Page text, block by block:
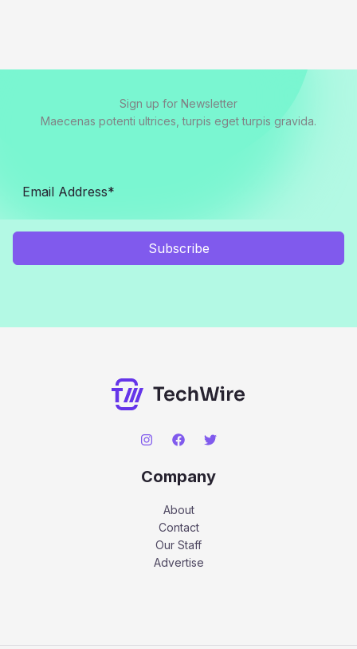
Sign up for Newsletter
Maecenas potenti ultrices, turpis eget turpis gravida.
Subscribe
Company
About
Contact
Our Staff
Advertise